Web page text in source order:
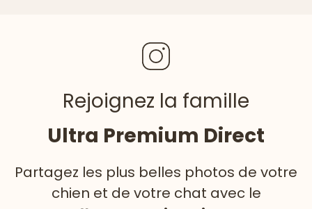
Rejoignez la famille
Ultra Premium Direct
Partagez les plus belles photos de votre
chien et de votre chat avec le